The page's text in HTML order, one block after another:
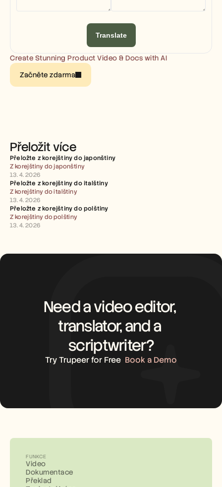
Create Stunning Product Video & Docs with AI
Začněte zdarma
Translate
Přeložit více
Přeložte z korejštiny do japonštiny
Z korejštiny do japonštiny
13. 4. 2026
Přeložte z korejštiny do italštiny
Z korejštiny do italštiny
13. 4. 2026
Přeložte z korejštiny do polštiny
Z korejštiny do polštiny
13. 4. 2026
Need a video editor,
translator, and a
scriptwriter?
Try Trupeer for Free Book a Demo
FUNKCE
Video
Dokumentace
Překlad
Pricing
Careers